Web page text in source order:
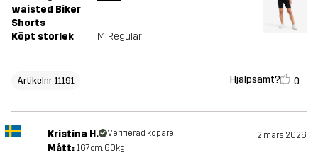
waisted Biker
Shorts
Köpt storlek M, Regular
Artikelnr 11191 Hjälpsamt? 0
Kristina H. Verifierad köpare 2 mars 2026
Mått: 167cm, 60kg